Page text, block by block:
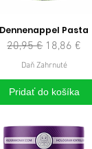
Dennenappel Pasta
Normálna cena
20,95 € Zľavnená
18,86 €
Daň Zahrnuté
Pridať do košíka